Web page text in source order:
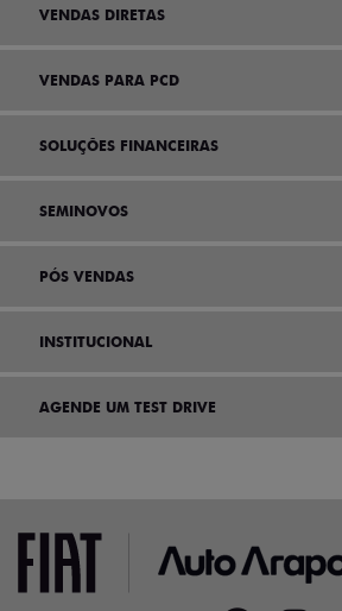
VENDAS DIRETAS
VENDAS PARA PCD
SOLUÇÕES FINANCEIRAS
SEMINOVOS
PÓS VENDAS
INSTITUCIONAL
AGENDE UM TEST DRIVE